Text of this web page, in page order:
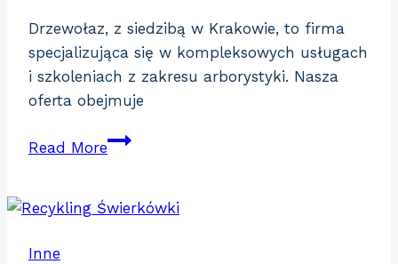
Drzewołaz, z siedzibą w Krakowie, to firma
specjalizująca się w kompleksowych usługach
i szkoleniach z zakresu arborystyki. Nasza
oferta obejmuje
Read MoreDrzewołaz
Inne